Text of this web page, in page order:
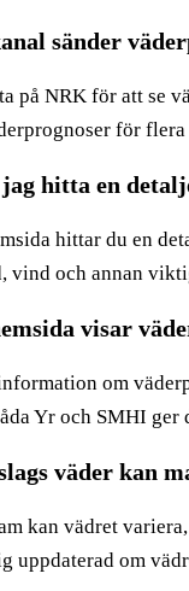
sänder
på NRK för att se
för
hitta en
hittar du en
vind och annan
visar
om
Yr och SMHI
väder kan
kan vädret
uppdaterad om